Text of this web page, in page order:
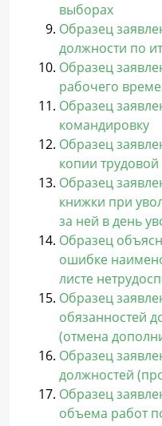
выборах
Образец
должности по
Образец
рабочего
Образец
командировку
Образец
копии
Образец
книжки при
за ней в день
Образец
ошибке
листе
Образец
обязанностей
(отмена
Образец
должностей
Образец
объема работ